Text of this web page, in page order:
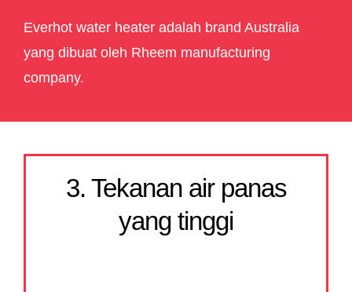
Everhot water heater adalah brand Australia
yang dibuat oleh Rheem manufacturing
company.
3. Tekanan air panas
yang tinggi